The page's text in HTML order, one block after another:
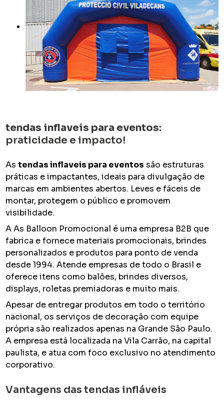
tendas inflaveis para eventos:
praticidade e impacto!
Astendas inflaveis para eventos são estruturas
práticas e impactantes, ideais para divulgação de
marcas em ambientes abertos. Leves e fáceis de
montar, protegem o público e promovem
visibilidade.
A As Balloon Promocional é uma empresa B2B que
fabrica e fornece materiais promocionais, brindes
personalizados e produtos para ponto de venda
desde 1994. Atende empresas de todo o Brasil e
oferece itens como balões, brindes diversos,
displays, roletas premiadoras e muito mais.
Apesar de entregar produtos em todo o território
nacional, os serviços de decoração com equipe
própria são realizados apenas na Grande São Paulo.
A empresa está localizada na Vila Carrão, na capital
paulista, e atua com foco exclusivo no atendimento
corporativo.
Vantagens das tendas infláveis